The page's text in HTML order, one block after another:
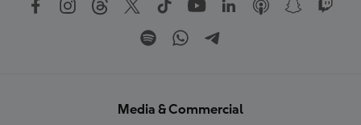
Media & Commercial